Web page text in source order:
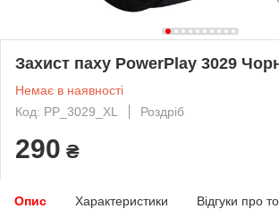
Захист паху PowerPlay 3029
Немає в наявності
Код: PP_3029_XL
Роздріб
290 ₴
Опис Характеристики Відгуки про